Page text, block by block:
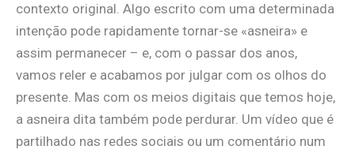
contexto original. Algo escrito com uma determinada
intenção pode rapidamente tornar-se «asneira» e
assim permanecer – e, com o passar dos anos,
vamos reler e acabamos por julgar com os olhos do
presente. Mas com os meios digitais que temos hoje,
a asneira dita também pode perdurar. Um vídeo que é
partilhado nas redes sociais ou um comentário num